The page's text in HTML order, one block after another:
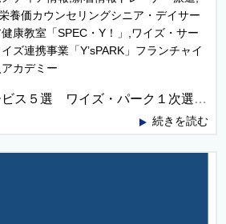
養価カウンセリングシニア・デイサー
康教室「SPEC・Y！」,ワイズ・サー
ズ連携事業「Y’sPARK」フランチャイ
カデミー
２０２２年デイサービス５選 ワイズ・パーク１次選考突破！
続きを読む